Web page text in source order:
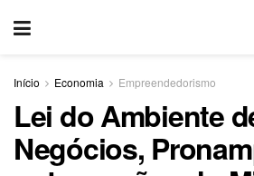
Início Economia Empreendedorismo
Lei do Ambiente
Negócios,